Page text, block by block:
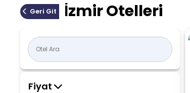
Geri Git İzmir Otelleri
Fiyat